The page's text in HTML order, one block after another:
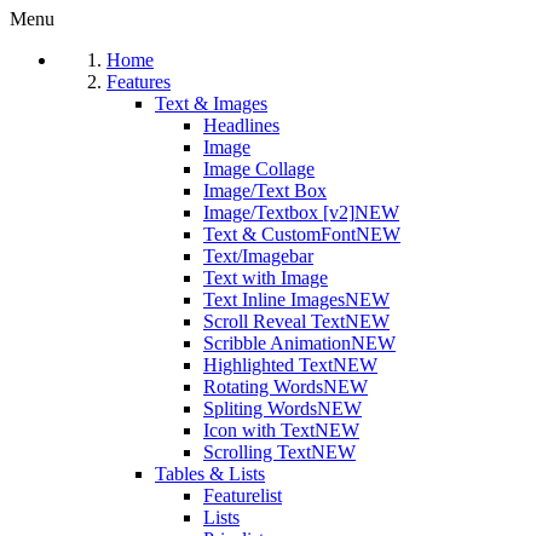
Menu
Home
Features
Text & Images
Headlines
Image
Image Collage
Image/Text Box
Image/Textbox [v2]NEW
Text & CustomFontNEW
Text/Imagebar
Text with Image
Text Inline ImagesNEW
Scroll Reveal TextNEW
Scribble AnimationNEW
Highlighted TextNEW
Rotating WordsNEW
Spliting WordsNEW
Icon with TextNEW
Scrolling TextNEW
Tables & Lists
Featurelist
Lists